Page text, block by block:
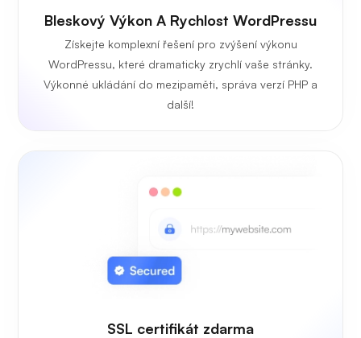
Bleskový Výkon A Rychlost WordPressu
Získejte komplexní řešení pro zvýšení výkonu
WordPressu, které dramaticky zrychlí vaše stránky.
Výkonné ukládání do mezipaměti, správa verzí PHP a
další!
SSL certifikát zdarma